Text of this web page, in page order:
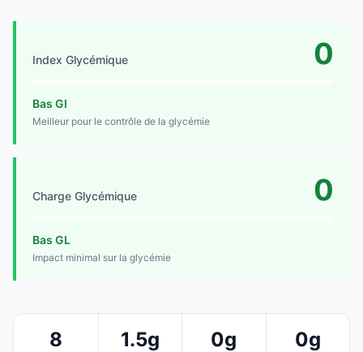
Index Glycémique 0
Bas GI
Meilleur pour le contrôle de la glycémie
Charge Glycémique 0
Bas GL
Impact minimal sur la glycémie
8 1.5g 0g 0g